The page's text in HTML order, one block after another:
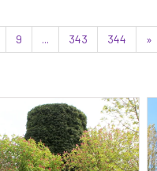
9 ... 343 344 »